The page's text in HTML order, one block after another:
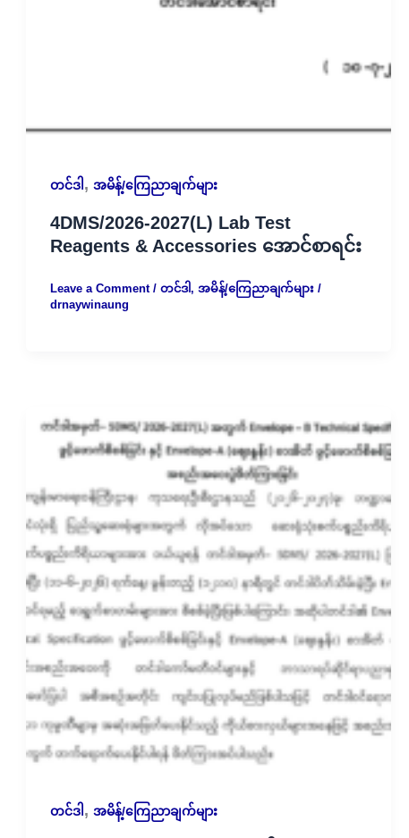
တင်ဒါ , အမိန့်/ကြေညာချက်များ
4DMS/⁨2026-2027⁩(L) Lab Test
Reagents & Accessories အောင်စာရင်း
Leave a Comment / တင်ဒါ, အမိန့်/ကြေညာချက်များ/
drnaywinaung
တင်ဒါ , အမိန့်/ကြေညာချက်များ